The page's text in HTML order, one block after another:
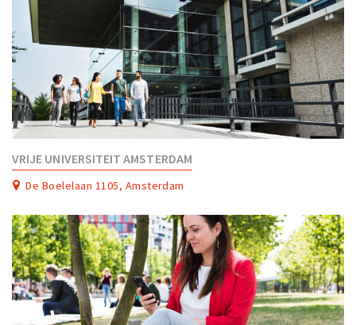
VRIJE UNIVERSITEIT AMSTERDAM
De Boelelaan 1105, Amsterdam